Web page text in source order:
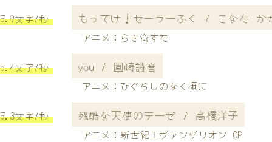
5.9文字/秒 もってけ！セーラーふく / こなた
アニメ：らき☆すた
5.4文字/秒 you / 園崎詩音
アニメ：ひぐらしのなく頃に
5.3文字/秒 残酷な天使のテーゼ / 高橋洋子
アニメ：新世紀エヴァンゲリオン OP